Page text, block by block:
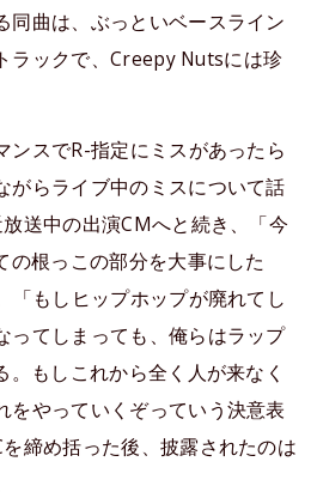
同曲は、ぶっといベースライン
ラックで、Creepy Nutsには珍
ンスでR-指定にミスがあったら
がらライブ中のミスについて話
送中の出演CMへと続き、「今
の根っこの部分を大事にした
「もしヒップホップが廃れてし
ってしまっても、俺らはラップ
。もしこれから全く人が来なく
をやっていくぞっていう決意表
締め括った後、披露されたのは